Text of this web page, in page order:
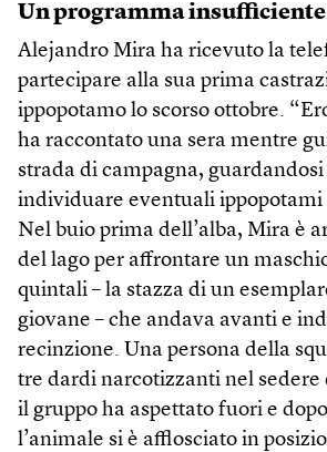
Un programma insufficiente
Alejandro Mira ha ricevuto la
partecipare alla sua prima
ippopotamo lo scorso ottobre.
ha raccontato una sera mentre
strada di campagna,
individuare eventuali ippopotami
Nel buio prima dell’alba, Mira è
del lago per affrontare un
quintali – la stazza di un
giovane – che andava avanti e
recinzione. Una persona della
tre dardi narcotizzanti nel sedere
il gruppo ha aspettato fuori e
l’animale si è afflosciato in